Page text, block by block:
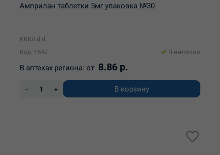
Амприлан таблетки 5мг упаковка №30
KRKA d.d.
Код: 1542
В наличии
В аптеках региона: от 8.86 р.
- + В корзину